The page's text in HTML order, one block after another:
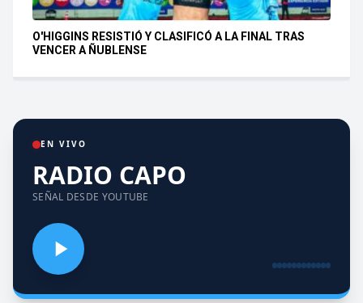
O'HIGGINS RESISTIÓ Y CLASIFICÓ A LA FINAL TRAS
VENCER A ÑUBLENSE
EN VIVO
RADIO CAPO
SEÑAL DESDE YOUTUBE